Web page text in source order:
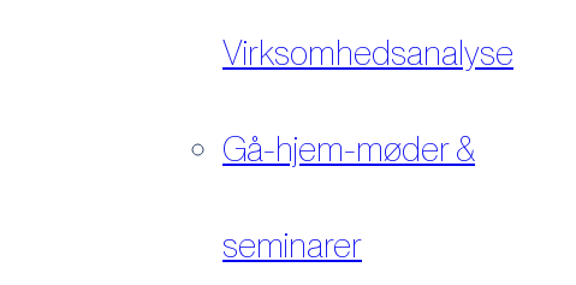
Virksomhedsanalyse
Gå-hjem-møder &
seminarer